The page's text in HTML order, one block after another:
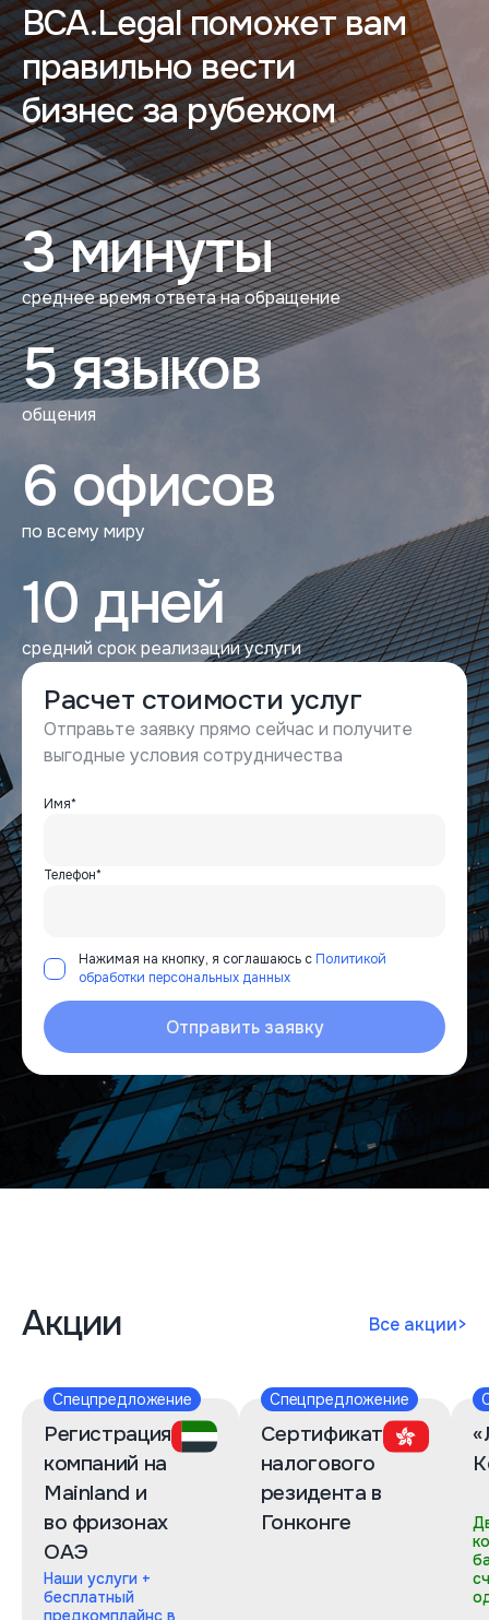
BCA.Legal поможет вам
правильно вести
бизнес за рубежом
3 минуты
среднее время ответа на обращение
5 языков
общения
6 офисов
по всему миру
10 дней
средний срок реализации услуги
Расчет стоимости услуг
Отправьте заявку прямо сейчас и получите
выгодные условия сотрудничества
Имя*
Телефон*
Нажимая на кнопку, я соглашаюсь с Политикой
обработки персональных данных
Отправить заявку
Акции Все акции>
Спецпредложение
Регистрация
компаний на
Mainland и
во фризонах
ОАЭ
Наши услуги +
бесплатный
предкомплайнс в
Спецпредложение
Сертификат
налогового
резидента в
Гонконге